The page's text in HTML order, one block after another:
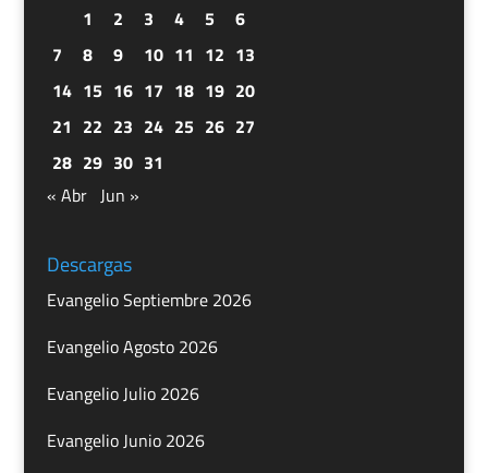
1
2 3 4 5
6
7
8 9 10 11 12 13
14 15 16 17 18 19 20
21 22 23 24 25 26 27
28 29 30 31
« Abr Jun »
Descargas
Evangelio Septiembre 2026
Evangelio Agosto 2026
Evangelio Julio 2026
Evangelio Junio 2026